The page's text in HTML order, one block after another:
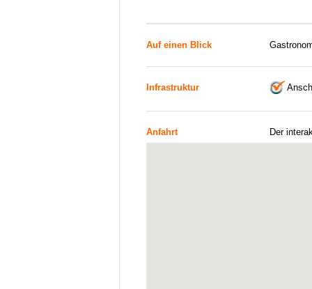
Auf einen Blick
Infrastruktur
Anfahrt Der